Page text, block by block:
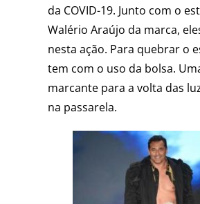
da COVID-19. Junto com o
Walério Araújo da marca,
nesta ação. Para quebrar o
tem com o uso da bolsa.
marcante para a volta das
na passarela.